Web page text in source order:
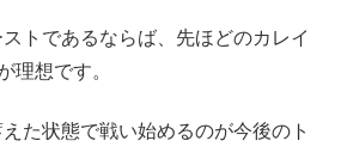
トであるならば、先ほどのカレイ
理想です。
た状態で戦い始めるのが今後のト